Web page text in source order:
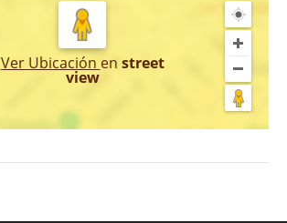
Ver Ubicación en street
view